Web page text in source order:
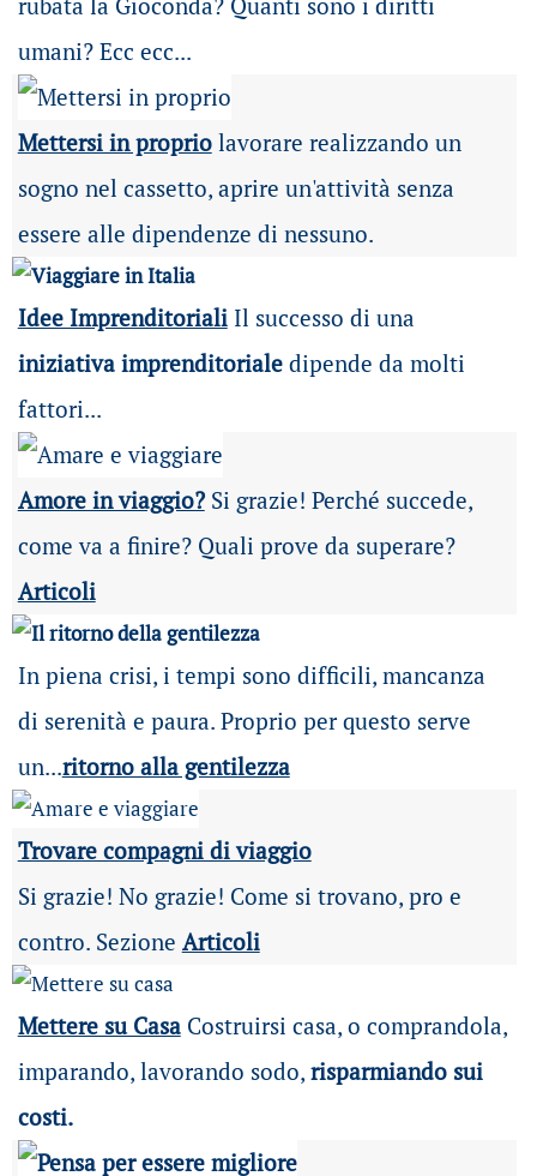
umani? Ecc ecc...
Mettersi in propriolavorare realizzando un
sogno nel cassetto, aprire un'attività senza
essere alle dipendenze di nessuno.
Idee ImprenditorialiIl successo di una
iniziativa imprenditorialedipende da molti
fattori...
Amore in viaggio?Si grazie! Perché succede,
come va a finire? Quali prove da superare?
Articoli
In piena crisi, i tempi sono difficili, mancanza
di serenità e paura. Proprio per questo serve
un...ritorno alla gentilezza
Trovare compagni di viaggio
Si grazie! No grazie! Come si trovano, pro e
contro. Sezione Articoli
Mettere su Casa Costruirsi casa, o comprandola,
imparando, lavorando sodo, risparmiando sui
costi.